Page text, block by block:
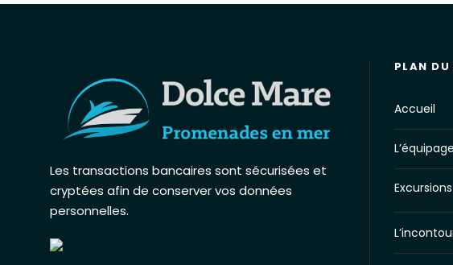
Les transactions bancaires sont sécurisées et
cryptées afin de conserver vos données
personnelles.
PLAN DU
Accueil
L’équipage
Excursions